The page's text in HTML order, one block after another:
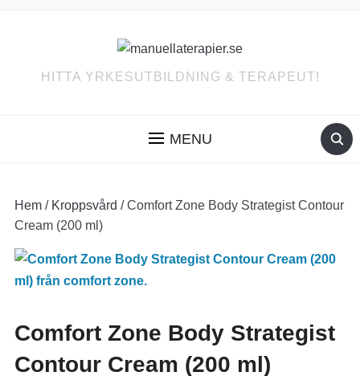
HITTA YRKESUTBILDNING & TERAPEUT!
MENU
Hem/ Kroppsvård / Comfort Zone Body Strategist Contour
Cream (200 ml)
Comfort Zone Body Strategist
Contour Cream (200 ml)